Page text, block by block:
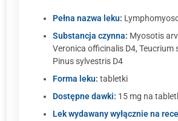
Pełna nazwa leku:
Substancja czynna: Myosotis
Veronica officinalis D4, Teucrium
Pinus sylvestris D4
Forma leku: tabletki
Dostępne dawki: 15 mg na
Lek wydawany wyłącznie na